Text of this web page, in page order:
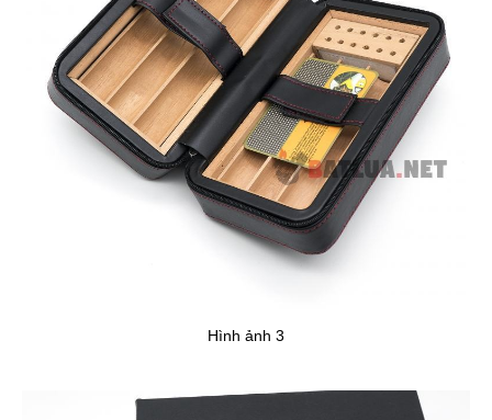
Hình ảnh 3